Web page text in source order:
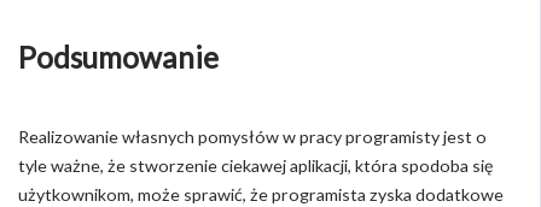
Podsumowanie
Realizowanie własnych pomysłów w pracy programisty jest o
tyle ważne, że stworzenie ciekawej aplikacji, która spodoba się
użytkownikom, może sprawić, że programista zyska dodatkowe